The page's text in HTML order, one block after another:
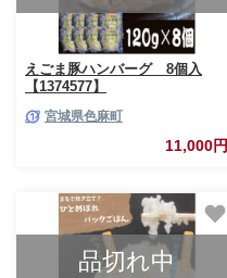
えごま豚ハンバーグ 8個入
【1374577】
宮城県色麻町
11,000円
品切れ中